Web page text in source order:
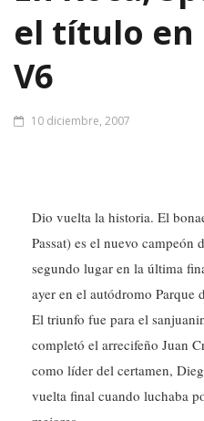
el título en
V6
10 diciembre, 2007
Dio vuelta la historia. El
Passat) es el nuevo
segundo lugar en la última
ayer en el autódromo Parque
El triunfo fue para el
completó el arrecifeño Juan
como líder del certamen,
vuelta final cuando luchaba